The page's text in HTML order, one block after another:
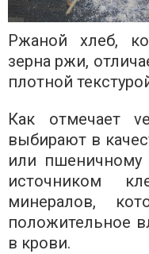
Ржаной хлеб,
зерна ржи,
плотной
Как отмечает
выбирают в
или пшеничному
источником
минералов,
положительное
в крови.